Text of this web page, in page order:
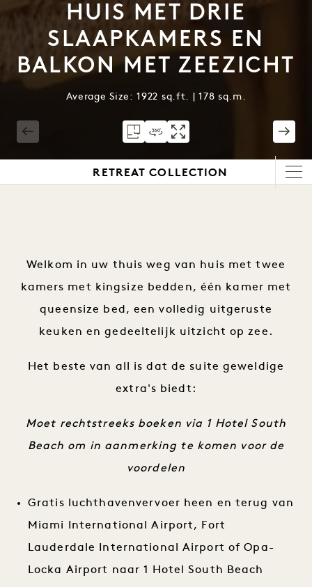
HUIS MET DRIE
SLAAPKAMERS EN
BALKON MET ZEEZICHT
Average Size: 1922 sq.ft. | 178 sq.m.
RETREAT COLLECTION
Welkom in uw thuis weg van huis met twee
kamers met kingsize bedden, één kamer met
queensize bed, een volledig uitgeruste
keuken en gedeeltelijk uitzicht op zee.
Het beste van all is dat de suite geweldige
extra's biedt:
Moet rechtstreeks boeken via 1 Hotel South
Beach om in aanmerking te komen voor de
voordelen
Gratis luchthavenvervoer heen en terug van
Miami International Airport, Fort
Lauderdale International Airport of Opa-
Locka Airport naar 1 Hotel South Beach